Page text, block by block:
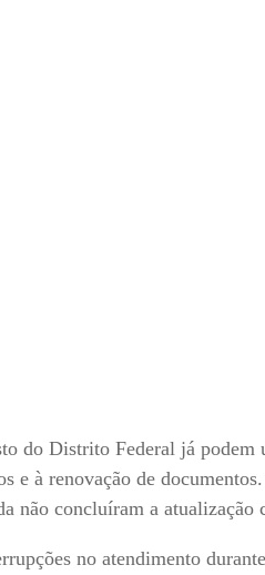
do Distrito Federal já
e à renovação de
não concluíram a
no atendimento